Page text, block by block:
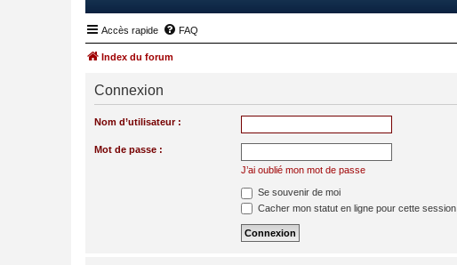
Accès rapide FAQ
Index du forum
Connexion
Nom d’utilisateur :
Mot de passe :
J’ai oublié mon mot de passe
Se souvenir de moi
Cacher mon statut en ligne pour cette session